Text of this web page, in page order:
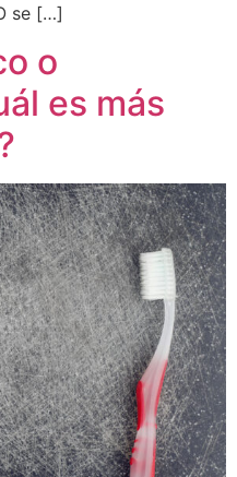
se […]
o
es más